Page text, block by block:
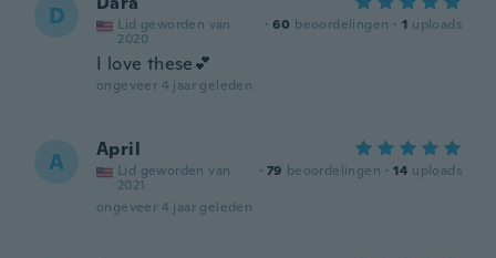
D
Lid geworden van
2020
· 60 beoordelingen · 1 uploads
I love these💕
ongeveer 4 jaar geleden
A April
Lid geworden van
2021
· 79 beoordelingen · 14 uploads
ongeveer 4 jaar geleden